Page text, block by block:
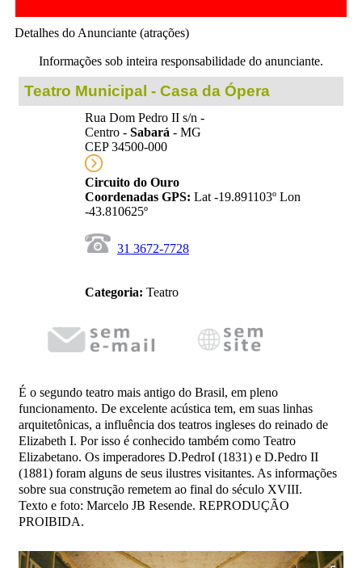
Detalhes do Anunciante (atrações)
Informações sob inteira responsabilidade do anunciante.
Teatro Municipal - Casa da Ópera
Rua Dom Pedro II s/n -
Centro - Sabará - MG
CEP 34500-000
Circuito do Ouro
Coordenadas GPS: Lat -19.891103º Lon
-43.810625º
31 3672-7728
Categoria: Teatro
É o segundo teatro mais antigo do Brasil, em pleno
funcionamento. De excelente acústica tem, em suas linhas
arquitetônicas, a influência dos teatros ingleses do reinado de
Elizabeth I. Por isso é conhecido também como Teatro
Elizabetano. Os imperadores D.PedroI (1831) e D.Pedro II
(1881) foram alguns de seus ilustres visitantes. As informações
sobre sua construção remetem ao final do século XVIII.
Texto e foto: Marcelo JB Resende. REPRODUÇÃO
PROIBIDA.